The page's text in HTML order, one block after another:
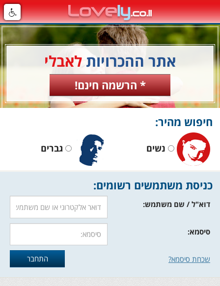
אתר ההכרויות לאבלי
* הרשמה חינם!
חיפוש מהיר:
נשים גברים
כניסת משתמשים רשומים:
דוא"ל / שם משתמש:
סיסמא:
שכחת סיסמא?